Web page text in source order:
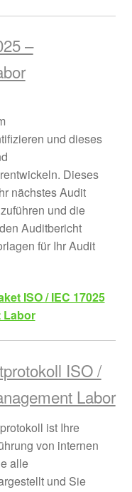
–
und dieses
Dieses
nächstes Audit
und die
Auditbericht
für Ihr Audit
ISO / IEC 17025
Labor
ISO /
Labor
ist Ihre
von internen
alle
und Sie